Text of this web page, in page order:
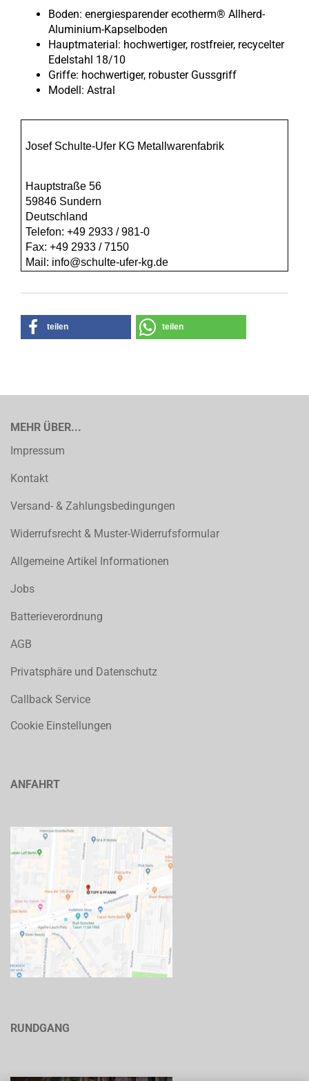
Boden: energiesparender ecotherm® Allherd-
Aluminium-Kapselboden
Hauptmaterial: hochwertiger, rostfreier, recycelter
Edelstahl 18/10
Griffe: hochwertiger, robuster Gussgriff
Modell: Astral
Josef Schulte-Ufer KG Metallwarenfabrik
Hauptstraße 56
59846 Sundern
Deutschland
Telefon: +49 2933 / 981-0
Fax: +49 2933 / 7150
Mail: info@schulte-ufer-kg.de
teilen teilen
MEHR ÜBER...
Impressum
Kontakt
Versand- & Zahlungsbedingungen
Widerrufsrecht & Muster-Widerrufsformular
Allgemeine Artikel Informationen
Jobs
Batterieverordnung
AGB
Privatsphäre und Datenschutz
Callback Service
Cookie Einstellungen
ANFAHRT
RUNDGANG